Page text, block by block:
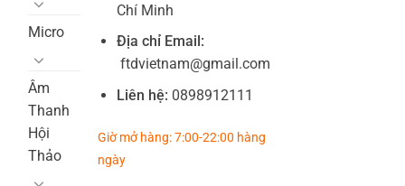
Micro
Âm
Thanh
Hội
Thảo
Chí Minh
Địa chỉ Email:
ftdvietnam@gmail.com
Liên hệ: 0898912111
Giờ mở hàng: 7:00-22:00 hàng
ngày